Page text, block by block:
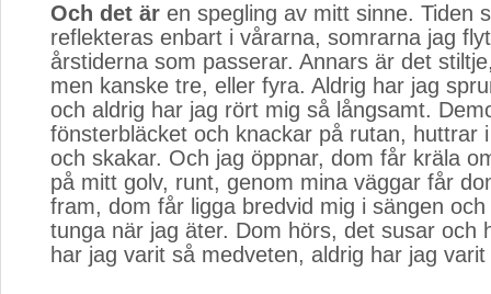
Och det är en spegling av mitt sinne. Tiden
reflekteras enbart i vårarna, somrarna jag
årstiderna som passerar. Annars är det
men kanske tre, eller fyra. Aldrig har jag
och aldrig har jag rört mig så långsamt.
fönsterbläcket och knackar på rutan, huttrar
och skakar. Och jag öppnar, dom får kräla
på mitt golv, runt, genom mina väggar får
fram, dom får ligga bredvid mig i sängen
tunga när jag äter. Dom hörs, det susar och
har jag varit så medveten, aldrig har jag